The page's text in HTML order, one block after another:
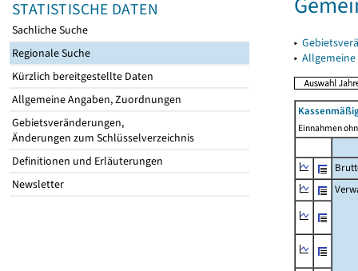
STATISTISCHE DATEN
Sachliche Suche
Regionale Suche
Kürzlich bereitgestellte Daten
Allgemeine Angaben, Zuordnungen
Gebietsveränderungen,
Änderungen zum Schlüsselverzeichnis
Definitionen und Erläuterungen
Newsletter
▸
▸
Einnahmen